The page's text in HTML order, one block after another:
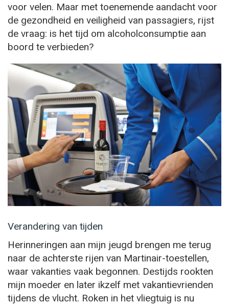
voor velen. Maar met toenemende aandacht voor
de gezondheid en veiligheid van passagiers, rijst
de vraag: is het tijd om alcoholconsumptie aan
boord te verbieden?
Verandering van tijden
Herinneringen aan mijn jeugd brengen me terug
naar de achterste rijen van Martinair-toestellen,
waar vakanties vaak begonnen. Destijds rookten
mijn moeder en later ikzelf met vakantievrienden
tijdens de vlucht. Roken in het vliegtuig is nu